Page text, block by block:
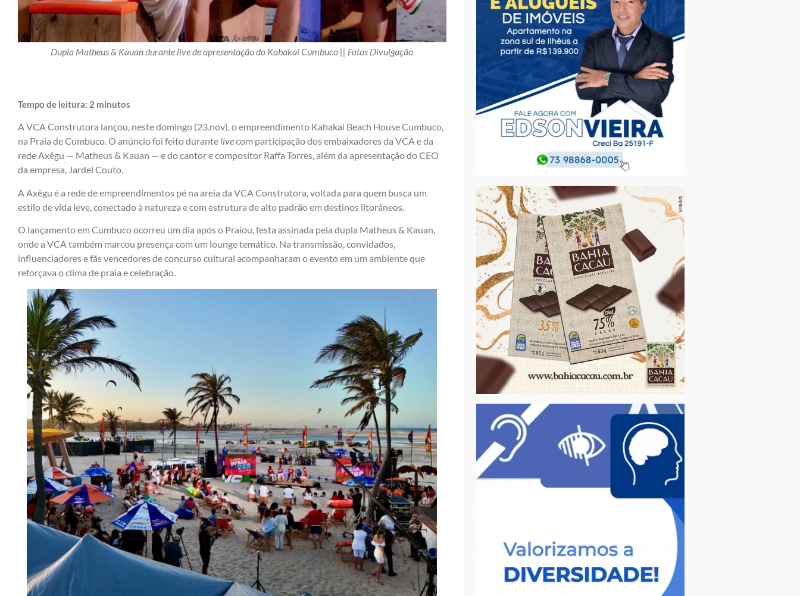
Dupla Matheus & Kauan durante live de apresentação do Kahakai Cumbuco || Fotos Divulgação
Tempo de leitura: 2 minutos
A VCA Construtora lançou, neste domingo (23.nov), o empreendimento Kahakai Beach House Cumbuco,
na Praia de Cumbuco. O anúncio foi feito durante livecom participação dos embaixadores da VCA e da
rede Axêgu — Matheus & Kauan — e do cantor e compositor Raffa Torres, além da apresentação do CEO
da empresa, Jardel Couto.
A Axêgu é a rede de empreendimentos pé na areia da VCA Construtora, voltada para quem busca um
estilo de vida leve, conectado à natureza e com estrutura de alto padrão em destinos litorâneos.
O lançamento em Cumbuco ocorreu um dia após o Praiou, festa assinada pela dupla Matheus & Kauan,
onde a VCA também marcou presença com um lounge temático. Na transmissão, convidados,
influenciadores e fãs vencedores de concurso cultural acompanharam o evento em um ambiente que
reforçava o clima de praia e celebração.